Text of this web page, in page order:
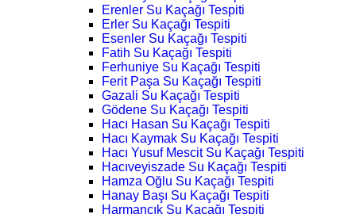
Erenler Su Kaçağı Tespiti
Erler Su Kaçağı Tespiti
Esenler Su Kaçağı Tespiti
Fatih Su Kaçağı Tespiti
Ferhuniye Su Kaçağı Tespiti
Ferit Paşa Su Kaçağı Tespiti
Gazali Su Kaçağı Tespiti
Gödene Su Kaçağı Tespiti
Hacı Hasan Su Kaçağı Tespiti
Hacı Kaymak Su Kaçağı Tespiti
Hacı Yusuf Mescit Su Kaçağı Tespiti
Hacıveyiszade Su Kaçağı Tespiti
Hamza Oğlu Su Kaçağı Tespiti
Hanay Başı Su Kaçağı Tespiti
Harmancık Su Kaçağı Tespiti